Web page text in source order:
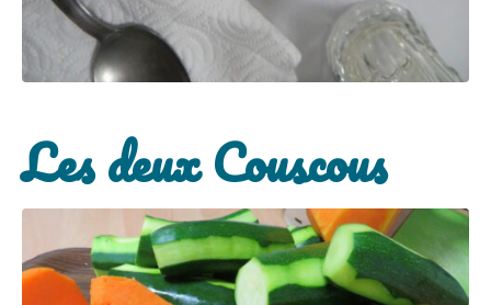
Les deux Couscous